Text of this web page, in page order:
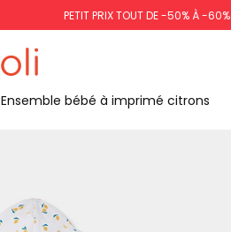
PETIT PRIX TOUT DE -50% À -60%
Ensemble bébé à imprimé citrons